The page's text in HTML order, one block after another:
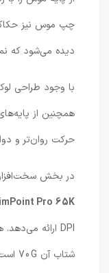
چپ موس نیز
دیده می‌شود که نماد ۲۰ سال فعالیت این
با وجود طراحی
حرکت روان‌تر و
در بخش
Pro 65K
شتاب آن 70G است.